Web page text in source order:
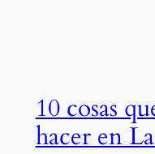
10 cosas
hacer en